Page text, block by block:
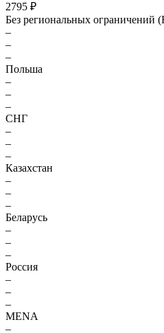
2795 ₽
Без региональных ограничений
–
–
–
Польша
–
–
–
СНГ
–
–
–
Казахстан
–
–
–
Беларусь
–
–
–
Россия
–
–
–
MENA
–